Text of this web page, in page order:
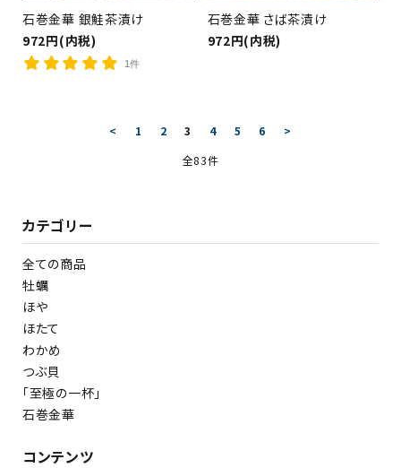
石巻金華 銀鮭茶漬け
972円(内税)
1件
石巻金華 さば茶漬け
972円(内税)
< 1 2 3 4 5 6
>
全83件
カテゴリー
全ての商品
牡蠣
ほや
ほたて
わかめ
つぶ貝
「至極の一杯」
石巻金華
コンテンツ